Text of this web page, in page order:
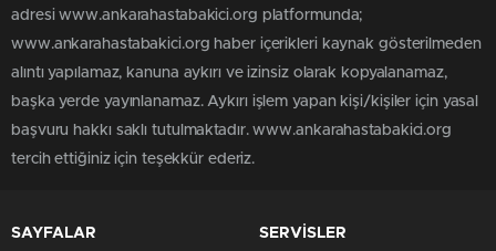
adresi www.ankarahastabakici.org platformunda;
www.ankarahastabakici.org haber içerikleri kaynak gösterilmeden
alıntı yapılamaz, kanuna aykırı ve izinsiz olarak kopyalanamaz,
başka yerde yayınlanamaz. Aykırı işlem yapan kişi/kişiler için yasal
başvuru hakkı saklı tutulmaktadır. www.ankarahastabakici.org
tercih ettiğiniz için teşekkür ederiz.
SAYFALAR SERVİSLER